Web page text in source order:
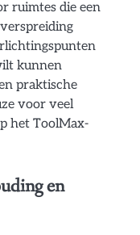
ruimtes die een
kunnen
praktische
voor veel
het ToolMax-
en